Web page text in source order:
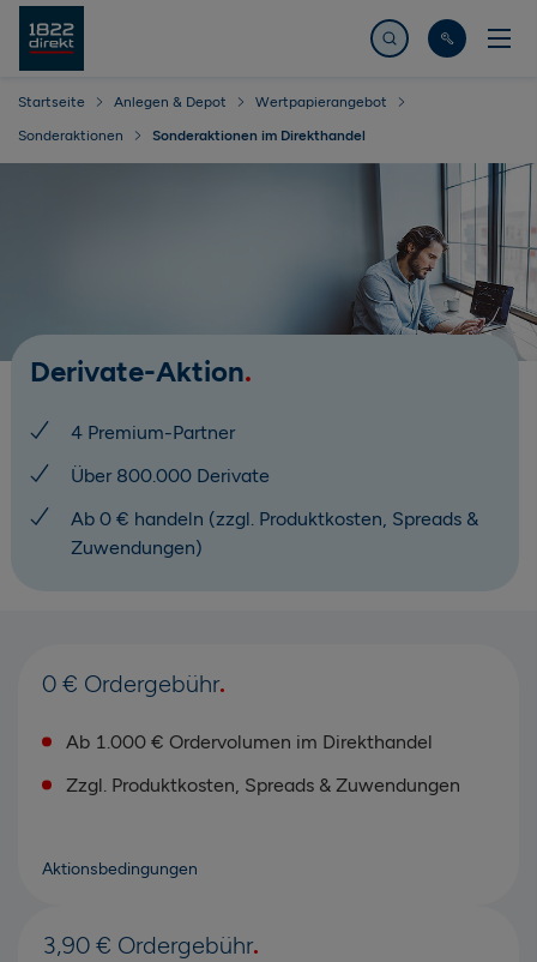
Jetzt suchen
Startseite Anlegen & Depot
Wertpapierangebot
Sonderaktionen
Sonderaktionen im Direkthandel
Derivate-Aktion
4 Premium-Partner
Über 800.000 Derivate
Ab 0 € handeln (zzgl. Produktkosten, Spreads &
Zuwendungen)
0 € Ordergebühr
Ab 1.000 € Ordervolumen im Direkthandel
Zzgl. Produktkosten, Spreads & Zuwendungen
Aktionsbedingungen
3,90 € Ordergebühr